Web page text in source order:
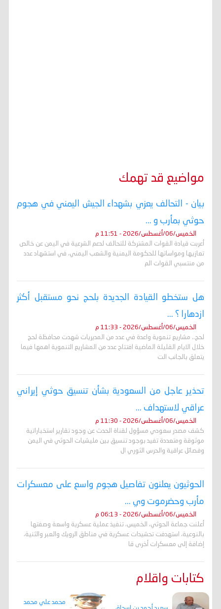
مواضيع قد تهمك
بيان - التحالف يعزي بشهداء الجيش اليمني في هجوم
حوثي بمأرب و ...
الخميس/06/أغسطس/2026 - 11:51 م
أعربت قيادة القوات المشتركة للتحالف لدعم الشرعية في اليمن عن خالص
تعازيها ومواساتها للحكومة اليمنية والشعب اليمني، في استشهاد عدد
من منتسبي القوات الم
هل ستخطو القيادة الجديدة بلحج نحو مستقبل أكثر
ازدهارا ؟ ...
الخميس/06/أغسطس/2026 - 11:33 م
لحج.. مشاريع تنموية واعدة في عدد من المديريات شهدت محافظة لحج
خلال الايام القليلة الماضية افتتاح عدد من المشاريع التنموية اهمها فيما
يتعلق بالجانب الت
تحذير عاجل من السعودية بشأن تنسيق حوثي إيراني
عراقي لاستهداف ...
الخميس/06/أغسطس/2026 - 11:30 م
كشف مصدر سعودي مسؤول لقناة الحدث عن وجود تقارير استخباراتية
موثوقة ومتعددة تفيد بوجود تنسيق بين مليشيات الحوثي في اليمن
وفصائل عراقية والحرس الثوري ال
الحوثيون يعلنون تفاصيل هجوم واسع على معسكرات
مأرب وحضرموت وي ...
الخميس/06/أغسطس/2026 - 06:13 م
أعلنت جماعة الحوثي، الخميس، تنفيذ عملية عسكرية واسعة وصفتها
بالنوعية، استهدفت تحشيدات عسكرية في مناطق الرويك والعبر والثنية،
إضافة إلى معسكرات أخرى قا
كتابات واقلام
محمد علي محمد